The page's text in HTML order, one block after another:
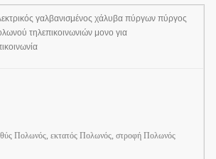
γαλβανισμένος χάλυβα πύργων πύργος
τηλεπικοινωνιών μονο για
Πολωνός, εκτατός Πολωνός, στροφή Πολωνός